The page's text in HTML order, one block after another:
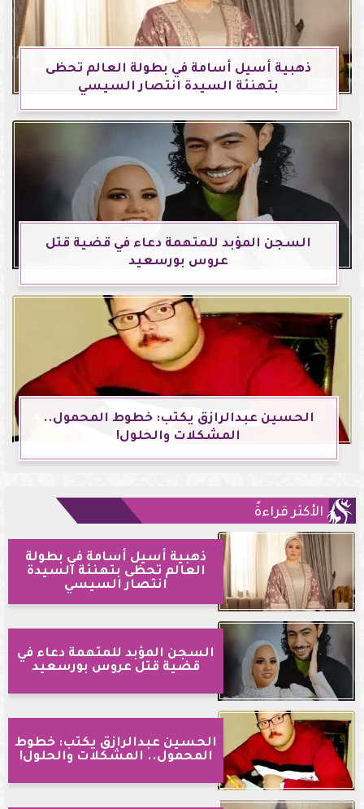
ذهبية أسيل أسامة في بطولة العالم تحظى
بتهنئة السيدة انتصار السيسي
السجن المؤبد للمتهمة دعاء في قضية قتل
عروس بورسعيد
الحسين عبدالرازق يكتب: خطوط المحمول..
المشكلات والحلول!
الأكثر قراءةً
ذهبية أسيل أسامة في بطولة
العالم تحظى بتهنئة السيدة
انتصار السيسي
السجن المؤبد للمتهمة دعاء في
قضية قتل عروس بورسعيد
الحسين عبدالرازق يكتب: خطوط
المحمول.. المشكلات والحلول!